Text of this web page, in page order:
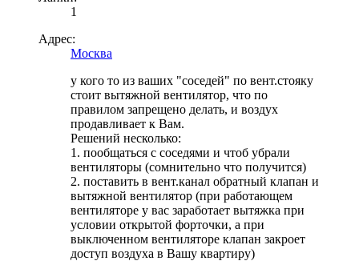
1
Адрес:
Москва
у кого то из ваших "соседей" по вент.стояку
стоит вытяжной вентилятор, что по
правилом запрещено делать, и воздух
продавливает к Вам.
Решений несколько:
1. пообщаться с соседями и чтоб убрали
вентиляторы (сомнительно что получится)
2. поставить в вент.канал обратный клапан и
вытяжной вентилятор (при работающем
вентиляторе у вас заработает вытяжка при
условии открытой форточки, а при
выключенном вентиляторе клапан закроет
доступ воздуха в Вашу квартиру)